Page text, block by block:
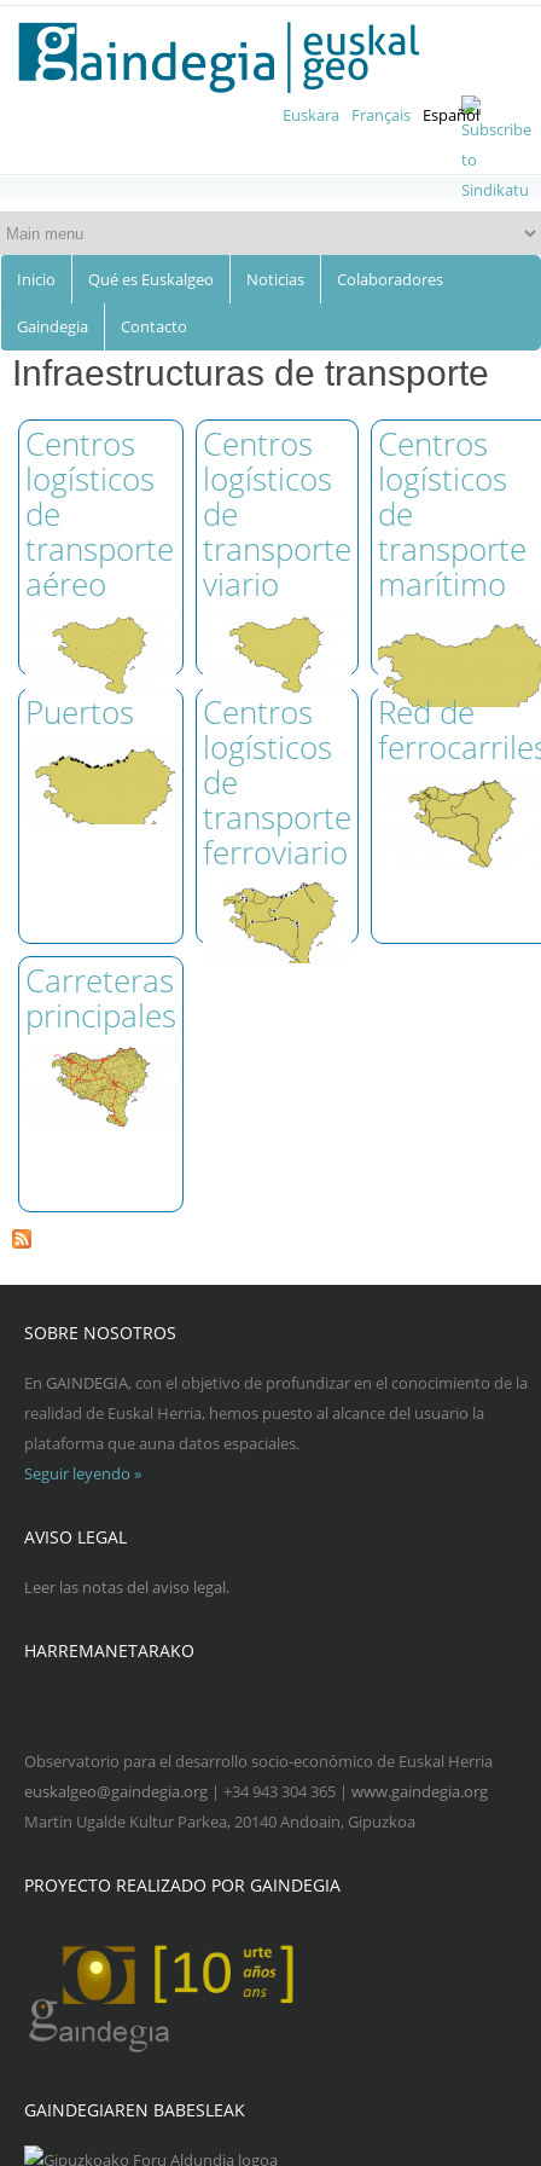
main
content
Euskalgeo
Euskara Français Español
Inicio Qué es Euskalgeo Noticias Colaboradores
Gaindegia Contacto
Infraestructuras de transporte
Centros
logísticos
de
transporte
aéreo
Centros
logísticos
de
transporte
viario
Centros
logísticos
de
transporte
marítimo
Puertos
Centros
logísticos
de
transporte
ferroviario
Red de
Carreteras
principales
SOBRE NOSOTROS
En GAINDEGIA, con el objetivo de profundizar en el conocimiento de la
realidad de Euskal Herria, hemos puesto al alcance del usuario la
plataforma que auna datos espaciales.
Seguir leyendo »
AVISO LEGAL
Leer las notas del aviso legal.
HARREMANETARAKO
Observatorio para el desarrollo socio-económico de Euskal Herria
euskalgeo@gaindegia.org | +34 943 304 365 | www.gaindegia.org
Martin Ugalde Kultur Parkea, 20140 Andoain, Gipuzkoa
PROYECTO REALIZADO POR GAINDEGIA
GAINDEGIAREN BABESLEAK